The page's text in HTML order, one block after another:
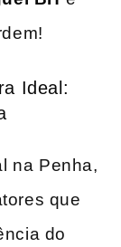
Ideal:
na Penha,
que
do